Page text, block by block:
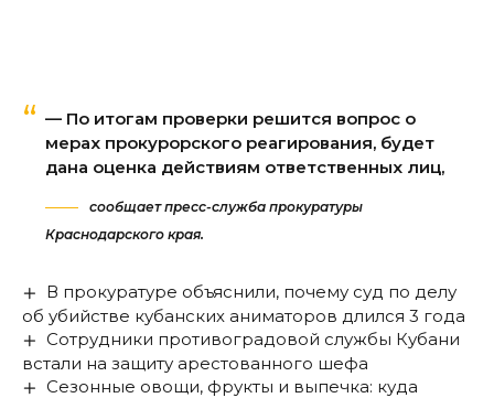
— По итогам проверки решится вопрос о
мерах прокурорского реагирования, будет
дана оценка действиям ответственных лиц,
сообщает пресс-служба прокуратуры
Краснодарского края.
В прокуратуре объяснили, почему суд по делу
об убийстве кубанских аниматоров длился 3 года
Сотрудники противоградовой службы Кубани
встали на защиту арестованного шефа
Сезонные овощи, фрукты и выпечка: куда